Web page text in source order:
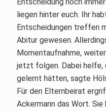
liegen hinter euch. Ihr
Entscheidungen treffen
Abitur gewesen.
Momentaufnahme,
jetzt folgen. Dabei helfe,
gelernt hätten, sagte
Für den Elternbeirat
Ackermann das Wort.